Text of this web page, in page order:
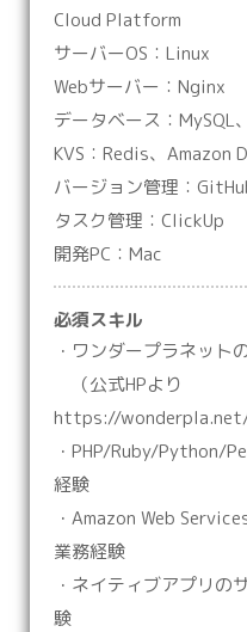
Cloud Platform
サーバーOS：Linux
Webサーバー：Nginx
データベース：MySQL
KVS：Redis、Amazon
バージョン管理：
タスク管理：ClickUp
開発PC：Mac
必須スキル
・ワンダープラネット
（公式HPより
https://
・PHP/Ruby/Python/
経験
・Amazon Web
業務経験
・ネイティブアプリの
験